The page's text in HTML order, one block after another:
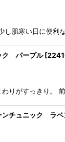
し肌寒い日に便
ク パープル[
わりがすっきり
ンチュニック ラベ